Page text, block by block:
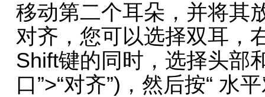
移动第二个耳朵，并将其
对齐，您可以选择双耳，
Shift键的同时，选择头部
口”>“对齐”)，然后按“ 水